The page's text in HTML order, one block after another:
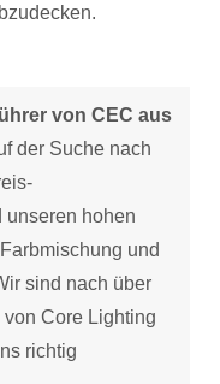
von CEC aus
der Suche nach
unseren hohen
und
sind nach über
Core Lighting
richtig